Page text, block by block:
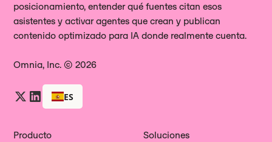
posicionamiento, entender qué fuentes citan esos
asistentes y activar agentes que crean y publican
contenido optimizado para IA donde realmente cuenta.
Omnia, Inc. © 2026
ES
Producto Soluciones